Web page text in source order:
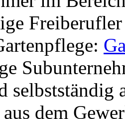
selbstständig
dem